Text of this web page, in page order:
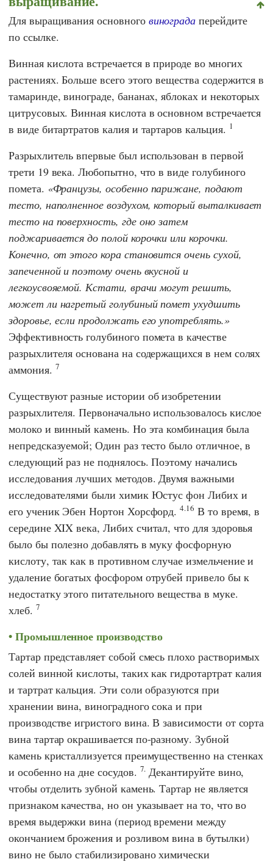
Для выращивания основного винограда перейдите
по ссылке.
Винная кислота встречается в природе во многих
растениях. Больше всего этого вещества содержится в
тамаринде, винограде, бананах, яблоках и некоторых
цитрусовых. Винная кислота в основном встречается
в виде битартратов калия и тартаров кальция. 1
Разрыхлитель впервые был использован в первой
трети 19 века. Любопытно, что в виде голубиного
помета.
Французы, особенно парижане, подают
тесто, наполненное воздухом, который выталкивает
тесто на поверхность, где оно затем
поджаривается до полой корочки или корочки.
Конечно, от этого кора становится очень сухой,
запеченной и поэтому очень вкусной и
легкоусвояемой. Кстати, врачи могут решить,
может ли нагретый голубиный помет ухудшить
здоровье, если продолжать его употреблять.
Эффективность голубиного помета в качестве
разрыхлителя основана на содержащихся в нем солях
аммония. 7
Существуют разные истории об изобретении
разрыхлителя. Первоначально использовалось кислое
молоко и винный камень. Но эта комбинация была
непредсказуемой; Один раз тесто было отличное, в
следующий раз не поднялось. Поэтому начались
исследования лучших методов. Двумя важными
исследователями были химик Юстус фон Либихи
его ученик Эбен Нортон Хорсфорд.4.16 В то время, в
середине XIX века, Либихсчитал, что для здоровья
было бы полезно добавлять в муку фосфорную
кислоту, так как в противном случае измельчение и
удаление богатых фосфором отрубей привело бы к
недостатку этого питательного вещества в муке.
хлеб. 7
Промышленное производство
Тартар представляет собой смесь плохо растворимых
солей винной кислоты, таких как гидротартрат калия
и тартрат кальция. Эти соли образуются при
хранении вина, виноградного сока и при
производстве игристого вина. В зависимости от сорта
вина тартар окрашивается по-разному. Зубной
камень кристаллизуется преимущественно на стенках
и особенно на дне сосудов. 7. Декантируйте вино,
чтобы отделить зубной камень. Тартар не является
признаком качества, но он указывает на то, что во
время выдержки вина (период времени между
окончанием брожения и розливом вина в бутылки)
вино не было стабилизировано химически